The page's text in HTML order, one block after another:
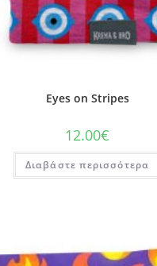
Eyes on Stripes
12.00€
Διαβάστε περισσότερα